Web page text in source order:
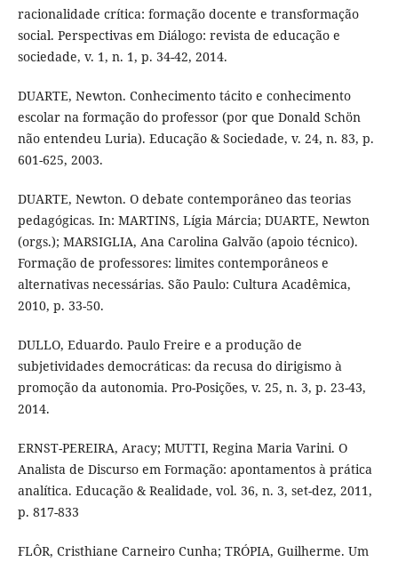
racionalidade crítica: formação docente e transformação
social. Perspectivas em Diálogo: revista de educação e
sociedade, v. 1, n. 1, p. 34-42, 2014.
DUARTE, Newton. Conhecimento tácito e conhecimento
escolar na formação do professor (por que Donald Schön
não entendeu Luria). Educação & Sociedade, v. 24, n. 83, p.
601-625, 2003.
DUARTE, Newton. O debate contemporâneo das teorias
pedagógicas. In: MARTINS, Lígia Márcia; DUARTE, Newton
(orgs.); MARSIGLIA, Ana Carolina Galvão (apoio técnico).
Formação de professores: limites contemporâneos e
alternativas necessárias. São Paulo: Cultura Acadêmica,
2010, p. 33-50.
DULLO, Eduardo. Paulo Freire e a produção de
subjetividades democráticas: da recusa do dirigismo à
promoção da autonomia. Pro-Posições, v. 25, n. 3, p. 23-43,
2014.
ERNST-PEREIRA, Aracy; MUTTI, Regina Maria Varini. O
Analista de Discurso em Formação: apontamentos à prática
analítica. Educação & Realidade, vol. 36, n. 3, set-dez, 2011,
p. 817-833
FLÔR, Cristhiane Carneiro Cunha; TRÓPIA, Guilherme. Um